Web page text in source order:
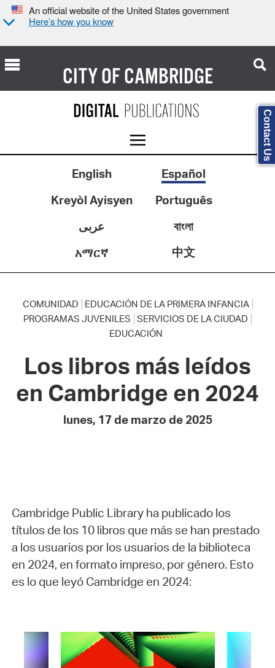
An official website of the United States government
Here’s how you know
CITY OFCAMBRIDGE
English
Español
Kreyòl Ayisyen
Português
عربى
বাংলা
አማርኛ
中文
COMUNIDAD
EDUCACIÓN DE LA PRIMERA INFANCIA
PROGRAMAS JUVENILES SERVICIOS DE LA CIUDAD
EDUCACIÓN
Los libros más leídos
en Cambridge en 2024
lunes, 17 de marzo de 2025
Cambridge Public Library ha publicado los
títulos de los 10 libros que más se han prestado
a los usuarios por los usuarios de la biblioteca
en 2024, en formato impreso, por género. Esto
es lo que leyó Cambridge en 2024:
Contact Us